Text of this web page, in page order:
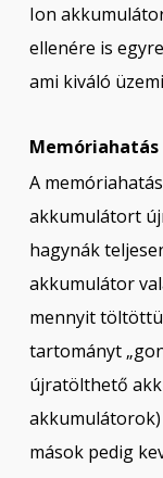
Ion
ellenére is
ami kiváló
Memóriahatás
A
akkumulátort
hagynák
akkumulátor
mennyit
tartományt
újratölthető
mások pedig